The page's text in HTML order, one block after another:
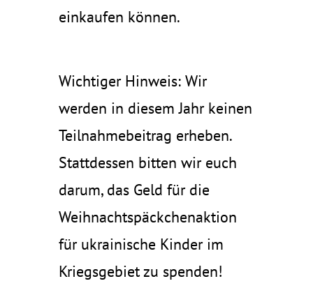
einkaufen können.
Wichtiger Hinweis: Wir
werden in diesem Jahr keinen
Teilnahmebeitrag erheben.
Stattdessen bitten wir euch
darum, das Geld für die
Weihnachtspäckchenaktion
für ukrainische Kinder im
Kriegsgebiet zu spenden!